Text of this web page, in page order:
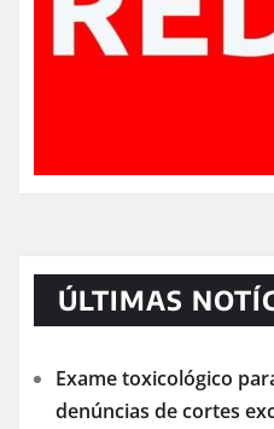
ÚLTIMAS
Exame toxicológico
denúncias de cortes